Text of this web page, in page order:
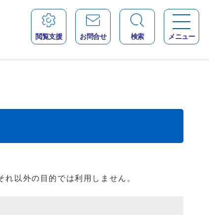
閲覧支援 お問合せ 検索 メニュー
以外の目的では利用しません。